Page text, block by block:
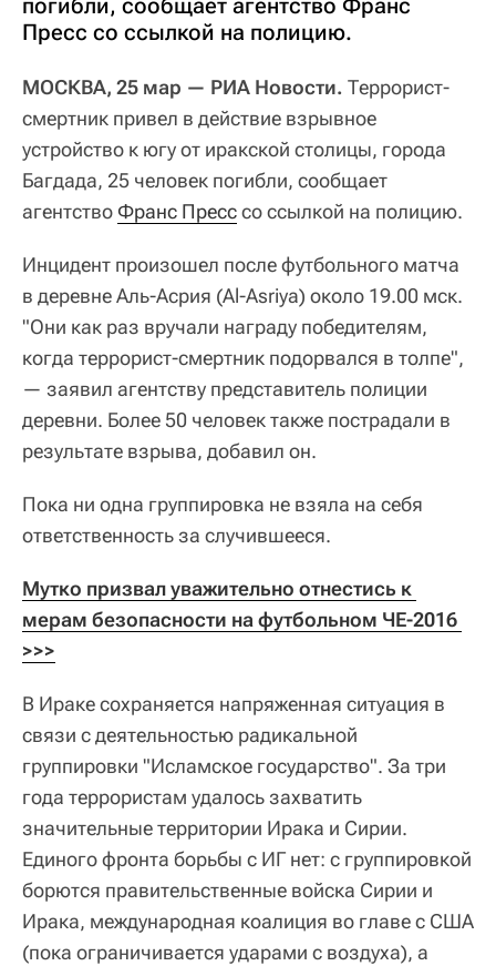
погибли, сообщает агентство Франс
Пресс со ссылкой на полицию.
МОСКВА, 25 мар — РИА Новости. Террорист-
смертник привел в действие взрывное
устройство к югу от иракской столицы, города
Багдада, 25 человек погибли, сообщает
агентство Франс Пресссо ссылкой на полицию.
Инцидент произошел после футбольного матча
в деревне Аль-Асрия (Al-Asriya) около 19.00 мск.
"Они как раз вручали награду победителям,
когда террорист-смертник подорвался в толпе",
— заявил агентству представитель полиции
деревни. Более 50 человек также пострадали в
результате взрыва, добавил он.
Пока ни одна группировка не взяла на себя
ответственность за случившееся.
Мутко призвал уважительно отнестись к
мерам безопасности на футбольном ЧЕ-2016
>>>
В Ираке сохраняется напряженная ситуация в
связи с деятельностью радикальной
группировки "Исламское государство". За три
года террористам удалось захватить
значительные территории Ирака и Сирии.
Единого фронта борьбы с ИГ нет: с группировкой
борются правительственные войска Сирии и
Ирака, международная коалиция во главе с США
(пока ограничивается ударами с воздуха), а